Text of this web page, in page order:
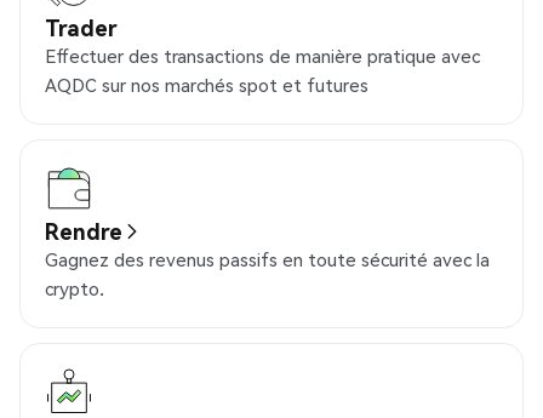
Trader
Effectuer des transactions de manière pratique avec
AQDC sur nos marchés spot et futures
Rendre
Gagnez des revenus passifs en toute sécurité avec la
crypto.